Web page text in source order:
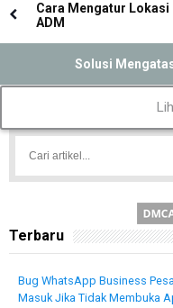
Cara Mengatur
ADM
Solusi
Terbaru
Bug WhatsApp Business
Masuk Jika Tidak Membuka